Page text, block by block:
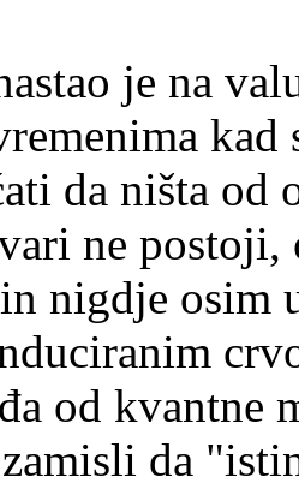
je na
da ništa od
ne
nigdje
od kvantne
da